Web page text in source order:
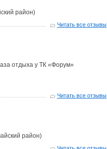
район)
Читать все отзывы
отдыха у ТК «Форум»
Читать все отзывы
район)